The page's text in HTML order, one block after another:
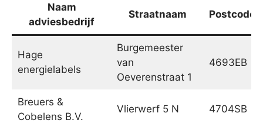
Naam
adviesbedrijf
Straatnaam Postcode
Hage
energielabels
Burgemeester
van
Oeverenstraat 1
4693EB
Breuers &
Cobelens B.V.
Vlierwerf 5 N 4704SB